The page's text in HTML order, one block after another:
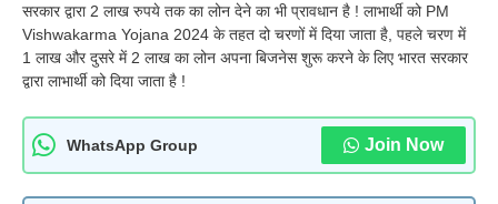
सरकार द्वारा 2 लाख रुपये तक का लोन देने का भी प्रावधान है ! लाभार्थी को PM
Vishwakarma Yojana 2024 के तहत दो चरणों में दिया जाता है, पहले चरण में
1 लाख और दुसरे में 2 लाख का लोन अपना बिजनेस शुरू करने के लिए भारत सरकार
द्वारा लाभार्थी को दिया जाता है !
WhatsApp Group Join Now